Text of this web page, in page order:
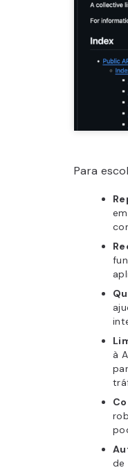
Para
à
de